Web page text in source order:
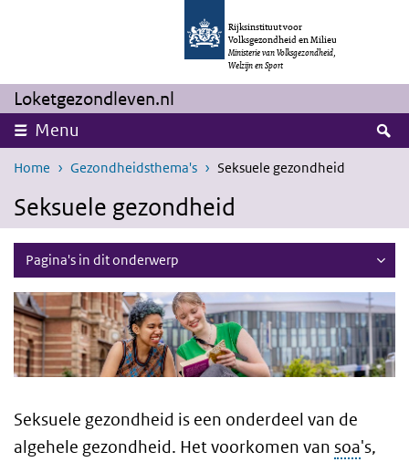
Overslaan en naar de inhoud gaan
Rijksinstituut voor
Volksgezondheid en Milieu
Ministerie van Volksgezondheid,
Welzijn en Sport
Loketgezondleven.nl
Menu
Home Gezondheidsthema's Seksuele gezondheid
Seksuele gezondheid
Pagina's in dit onderwerp
Seksuele gezondheid is een onderdeel van de
algehele gezondheid. Het voorkomen van soa's,